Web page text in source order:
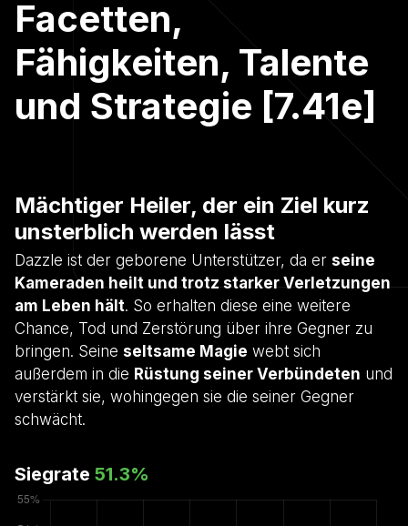
Facetten,
Fähigkeiten, Talente
und Strategie [7.41e]
Mächtiger Heiler, der ein Ziel kurz
unsterblich werden lässt
Dazzle ist der geborene Unterstützer, da er seine
Kameraden heilt und trotz starker Verletzungen
am Leben hält. So erhalten diese eine weitere
Chance, Tod und Zerstörung über ihre Gegner zu
bringen. Seine seltsame Magie webt sich
außerdem in die Rüstung seiner Verbündeten und
verstärkt sie, wohingegen sie die seiner Gegner
schwächt.
Siegrate 51.3%